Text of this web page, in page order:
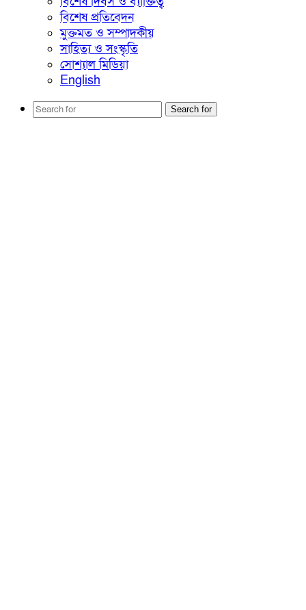
বিশেষ প্রতিবেদন
মুক্তমত ও সম্পাদকীয়
সাহিত্য ও সংস্কৃতি
সোশ্যাল মিডিয়া
English
Search for